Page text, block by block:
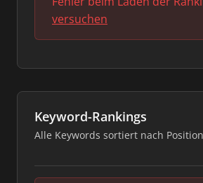
versuchen
Keyword-Rankings
Alle Keywords sortiert nach Position